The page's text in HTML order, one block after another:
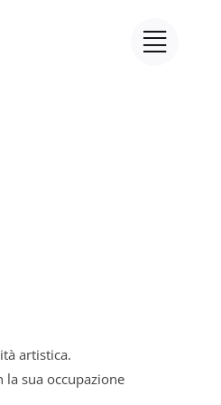
artistica.
sua occupazione